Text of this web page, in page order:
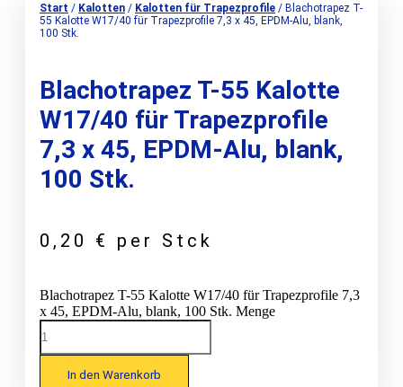
Start / Kalotten / Kalotten für Trapezprofile / Blachotrapez T-
55 Kalotte W17/40 für Trapezprofile 7,3 x 45, EPDM-Alu, blank,
100 Stk.
Blachotrapez T-55 Kalotte
W17/40 für Trapezprofile
7,3 x 45, EPDM-Alu, blank,
100 Stk.
0,20 € per Stck
Blachotrapez T-55 Kalotte W17/40 für Trapezprofile 7,3
x 45, EPDM-Alu, blank, 100 Stk. Menge
In den Warenkorb